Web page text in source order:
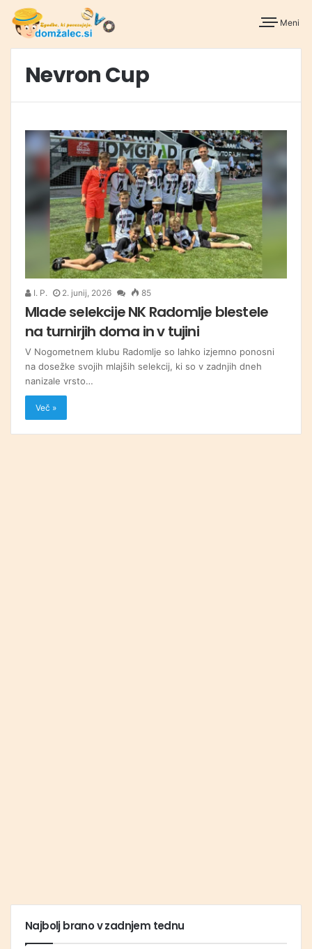
Meni
Nevron Cup
I. P. 2. junij, 2026 85
Mlade selekcije NK Radomlje blestele
na turnirjih doma in v tujini
V Nogometnem klubu Radomlje so lahko izjemno ponosni
na dosežke svojih mlajših selekcij, ki so v zadnjih dneh
nanizale vrsto…
Več »
Najbolj brano v zadnjem tednu